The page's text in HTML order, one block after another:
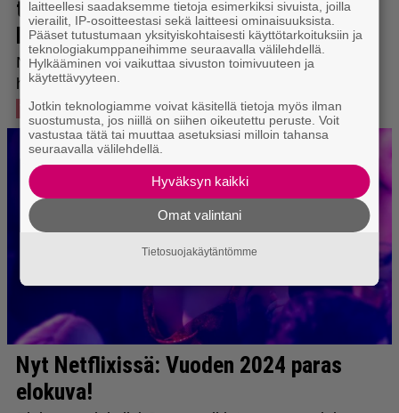
laitteellesi saadaksemme tietoja esimerkiksi sivuista, joilla
vierailit, IP-osoitteestasi sekä laitteesi ominaisuuksista.
Pääset tutustumaan yksityiskohtaisesti käyttötarkoituksiin ja
teknologiakumppaneihimme seuraavalla välilehdellä.
Hylkääminen voi vaikuttaa sivuston toimivuuteen ja
käytettävyyteen.
Jotkin teknologiamme voivat käsitellä tietoja myös ilman
suostumusta, jos niillä on siihen oikeutettu peruste. Voit
vastustaa tätä tai muuttaa asetuksiasi milloin tahansa
seuraavalla välilehdellä.
Hyväksyn kaikki
Omat valintani
Tietosuojakäytäntömme